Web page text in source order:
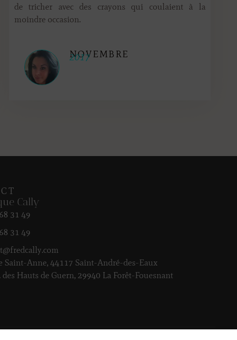
de tricher avec des crayons qui coulaient à la
moindre occasion.
NOVEMBRE
2017
Cally
31 49
31 49
Saint-Anne, 44117 Saint-André-des-Eaux
Hauts de Guern, 29940 La Forêt-Fouesnant